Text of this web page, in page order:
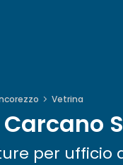
Vetrina
per ufficio